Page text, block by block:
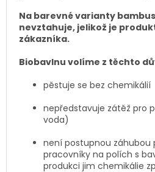
Na barevné varianty
nevztahuje, jelikož je
zákazníka.
Biobavlnu volíme z těchto
pěstuje se bez chemikálií
nepředstavuje zátěž pro
voda)
není postupnou záhubou
pracovníky na polích s
produkci jim chemikálie